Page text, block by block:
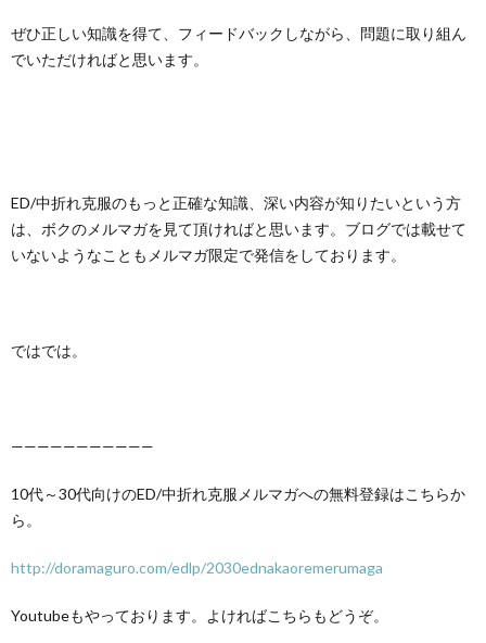
ぜひ正しい知識を得て、フィードバックしながら、問題に取り組ん
でいただければと思います。
ED/中折れ克服のもっと正確な知識、深い内容が知りたいという方
は、ボクのメルマガを見て頂ければと思います。ブログでは載せて
いないようなこともメルマガ限定で発信をしております。
ではでは。
———————————
10代～30代向けのED/中折れ克服メルマガへの無料登録はこちらか
ら。
http://doramaguro.com/edlp/2030ednakaoremerumaga
Youtubeもやっております。よければこちらもどうぞ。